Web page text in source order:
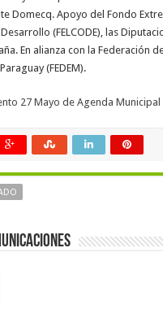
Domecq. Apoyo del Fondo
(FELCODE), las
En alianza con la Federación
(FEDEM).